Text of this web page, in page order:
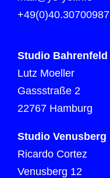
+49(0)40.30700987
Studio Bahrenfeld
Lutz Moeller
Gassstraße 2
22767 Hamburg
Studio Venusberg
Ricardo Cortez
Venusberg 12